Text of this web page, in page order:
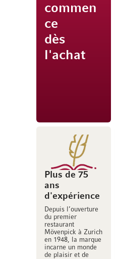
commen
ce
dès
l'achat
Plus de 75
ans
d'expérience
Depuis l’ouverture
du premier
restaurant
Mövenpick à Zurich
en 1948, la marque
incarne un monde
de plaisir et de